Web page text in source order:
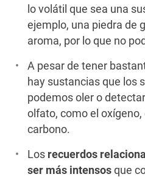
lo volátil que sea una
ejemplo, una piedra de
aroma, por lo que no
A pesar de tener
hay sustancias que los
podemos oler o
olfato, como el oxígeno,
carbono.
Los recuerdos
ser más intensos que